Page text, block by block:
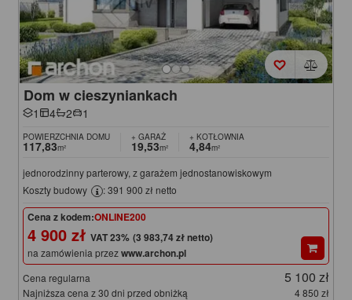
Dom w cieszyniankach
1 4 2 1
POWIERZCHNIA DOMU
117,83m²
+ GARAŻ
19,53m²
+ KOTŁOWNIA
4,84m²
jednorodzinny parterowy, z garażem jednostanowiskowym
Koszty budowy
: 391 900 zł netto
Cena z kodem:ONLINE200
4 900 zł (3 983,74 zł netto)
na zamówienia przezwww.archon.pl
Cena regularna 5 100 zł
Najniższa cena z 30 dni przed obniżką 4 850 zł